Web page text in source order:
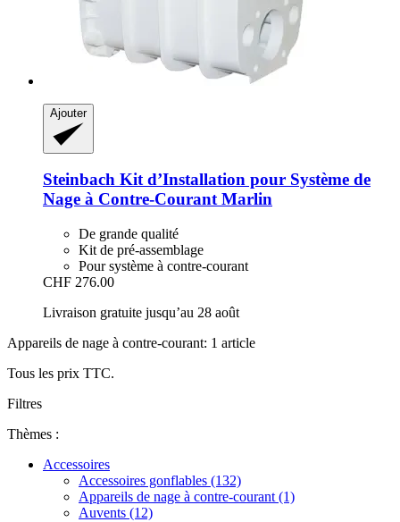
Ajouter
Steinbach Kit d’Installation pour Système de
Nage à Contre-​Courant Marlin
De grande qualité
Kit de pré-assemblage
Pour système à contre-courant
CHF 276.00
Livraison gratuite jusqu’au 28 août
Appareils de nage à contre-courant: 1 article
Tous les prix TTC.
Filtres
Thèmes :
Accessoires
Accessoires gonflables (132)
Appareils de nage à contre-courant (1)
Auvents (12)